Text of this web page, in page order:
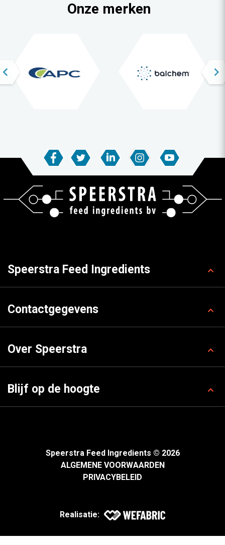
Onze merken
Speerstra Feed Ingredients
Contactgegevens
Over Speerstra
Blijf op de hoogte
Speerstra Feed Ingredients © 2026
ALGEMENE VOORWAARDEN
PRIVACYBELEID
Realisatie: